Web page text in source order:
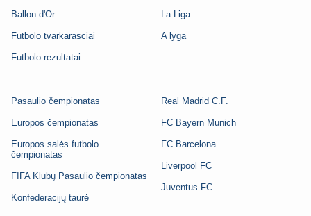
Ballon d'Or
Futbolo tvarkarasciai
Futbolo rezultatai
La Liga
A lyga
Pasaulio čempionatas
Europos čempionatas
Europos salės futbolo
čempionatas
FIFA Klubų Pasaulio čempionatas
Konfederacijų taurė
Real Madrid C.F.
FC Bayern Munich
FC Barcelona
Liverpool FC
Juventus FC